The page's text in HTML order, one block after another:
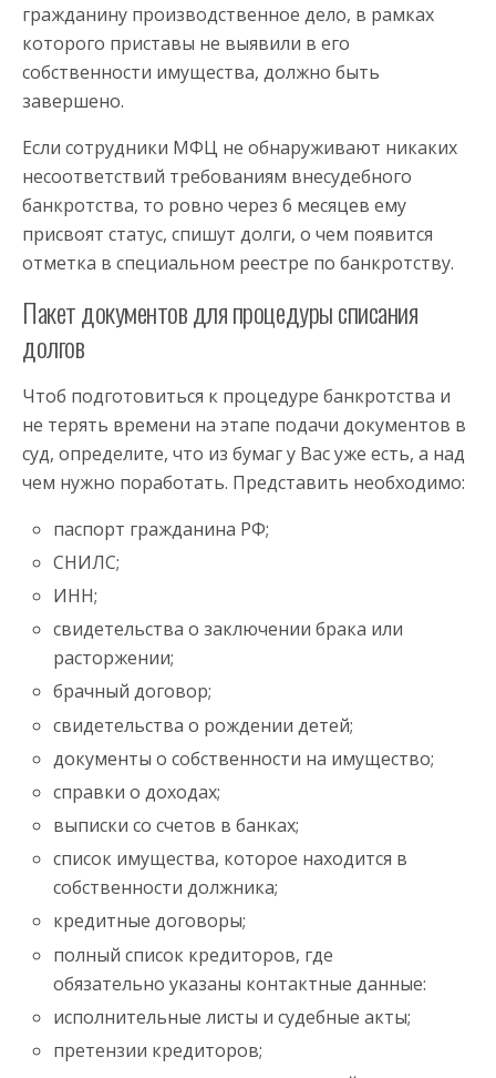
гражданину производственное дело, в рамках
которого приставы не выявили в его
собственности имущества, должно быть
завершено.
Если сотрудники МФЦ не обнаруживают никаких
несоответствий требованиям внесудебного
банкротства, то ровно через 6 месяцев ему
присвоят статус, спишут долги, о чем появится
отметка в специальном реестре по банкротству.
Пакет документов для процедуры списания
долгов
Чтоб подготовиться к процедуре банкротства и
не терять времени на этапе подачи документов в
суд, определите, что из бумаг у Вас уже есть, а над
чем нужно поработать. Представить необходимо:
паспорт гражданина РФ;
СНИЛС;
ИНН;
свидетельства о заключении брака или
расторжении;
брачный договор;
свидетельства о рождении детей;
документы о собственности на имущество;
справки о доходах;
выписки со счетов в банках;
список имущества, которое находится в
собственности должника;
кредитные договоры;
полный список кредиторов, где
обязательно указаны контактные данные:
исполнительные листы и судебные акты;
претензии кредиторов;